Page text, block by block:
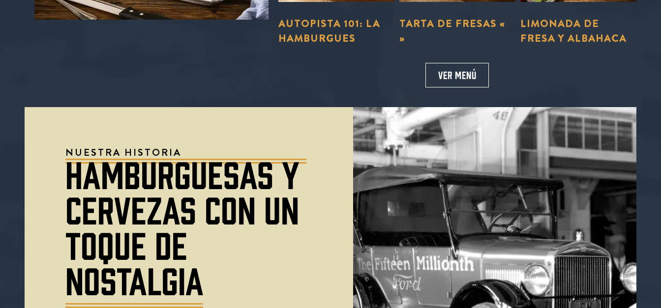
DE EDICIÓN LIMITADA
EL TRÍO DE
BARBACOAS «
AUTOPISTA 101: LA
HAMBURGUES
TARTA DE FRESAS «
»
LIMONADA DE
FRESA Y ALBAHACA
VER MENÚ
NUESTRA HISTORIA
HAMBURGUESAS Y
CERVEZAS CON UN
TOQUE DE
NOSTALGIA